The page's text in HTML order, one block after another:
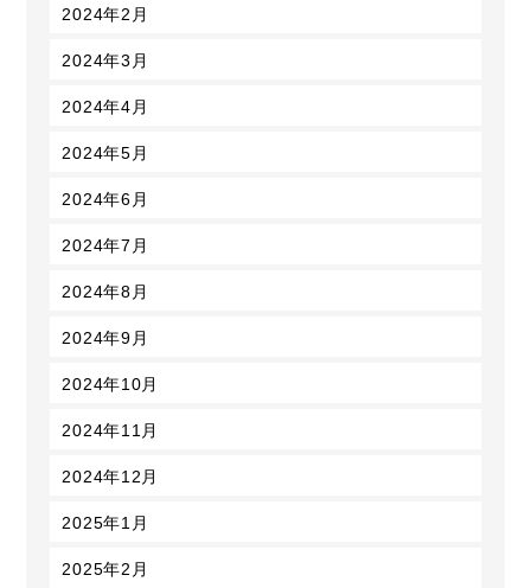
2024年2月
2024年3月
2024年4月
2024年5月
2024年6月
2024年7月
2024年8月
2024年9月
2024年10月
2024年11月
2024年12月
2025年1月
2025年2月